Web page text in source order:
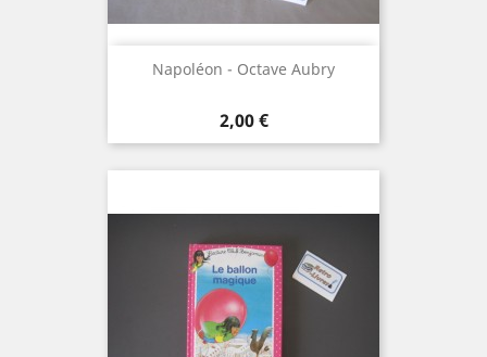
Napoléon - Octave Aubry
Prix
2,00 €